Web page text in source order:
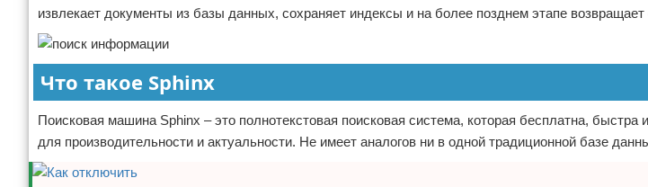
извлекает документы из базы данных, сохраняет индексы и на более позднем этапе возвращает
Что такое Sphinx
Поисковая машина Sphinx – это полнотекстовая поисковая система, которая бесплатна,
для производительности и актуальности. Не имеет аналогов ни в одной традиционной базе